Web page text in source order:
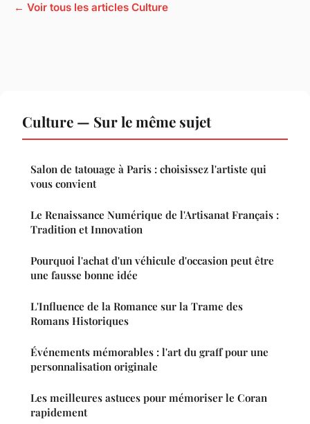
← Voir tous les articles Culture
Culture — Sur le même sujet
Salon de tatouage à Paris : choisissez l'artiste qui
vous convient
Le Renaissance Numérique de l'Artisanat Français :
Tradition et Innovation
Pourquoi l'achat d'un véhicule d'occasion peut être
une fausse bonne idée
L'Influence de la Romance sur la Trame des
Romans Historiques
Événements mémorables : l'art du graff pour une
personnalisation originale
Les meilleures astuces pour mémoriser le Coran
rapidement